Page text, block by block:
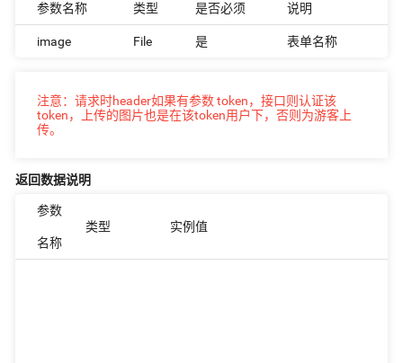
参数名称 类型 是否必须 说明
image File 是 表单名称
注意：请求时header如果有参数 token，接口则认证该
token，上传的图片也是在该token用户下，否则为游客上
传。
返回数据说明
参数
名称
类型 实例值